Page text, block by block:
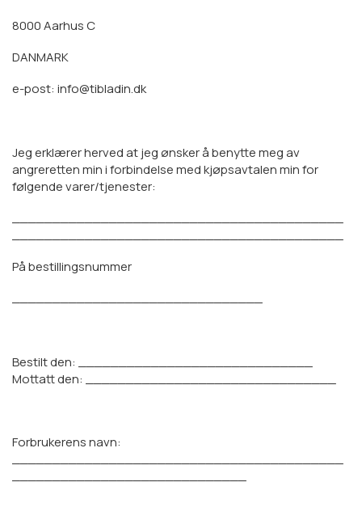
8000 Aarhus C
DANMARK
e-post: info@tibladin.dk
Jeg erklærer herved at jeg ønsker å benytte meg av
angreretten min i forbindelse med kjøpsavtalen min for
følgende varer/tjenester:
På bestillingsnummer
_______________________________
Bestilt den: _____________________________
Mottatt den: _______________________________
Forbrukerens navn:
_________________________________________
_____________________________